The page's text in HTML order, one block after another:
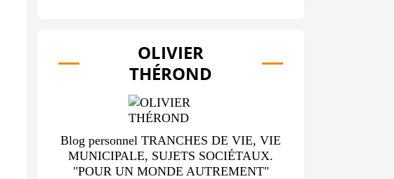
OLIVIER
THÉROND
Blog personnel TRANCHES DE VIE, VIE
MUNICIPALE, SUJETS SOCIÉTAUX.
"POUR UN MONDE AUTREMENT"